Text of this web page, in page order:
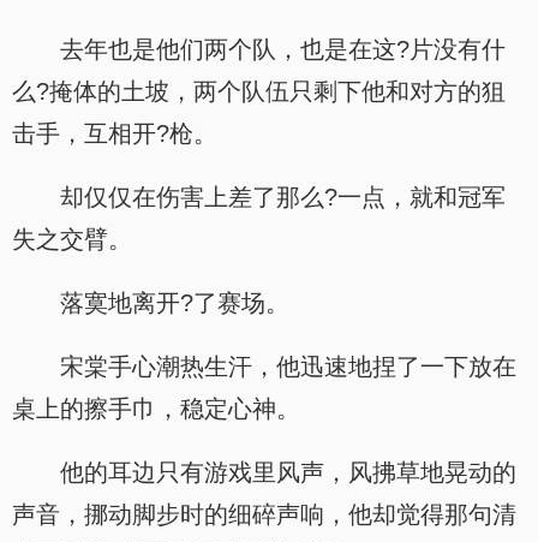
去年也是他们两个队，也是在这?片没有什
么?掩体的土坡，两个队伍只剩下他和对方的狙
击手，互相开?枪。
却仅仅在伤害上差了那么?一点，就和冠军
失之交臂。
落寞地离开?了赛场。
宋棠手心潮热生汗，他迅速地捏了一下放在
桌上的擦手巾，稳定心神。
他的耳边只有游戏里风声，风拂草地晃动的
声音，挪动脚步时的细碎声响，他却觉得那句清